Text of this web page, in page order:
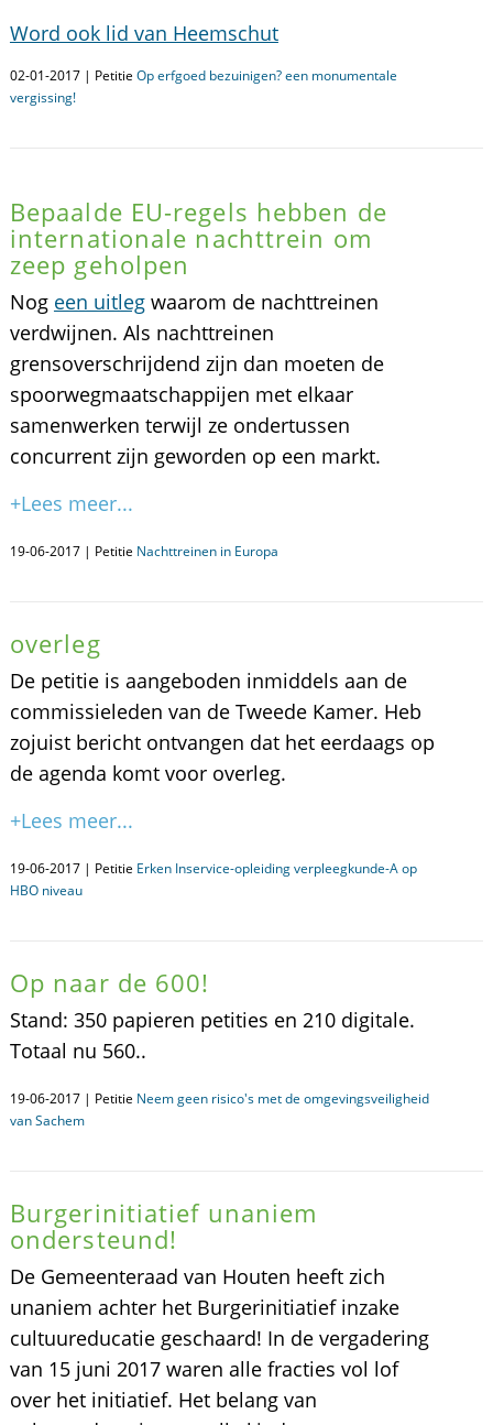
Word ook lid van Heemschut
02-01-2017 | Petitie Op erfgoed bezuinigen? een monumentale
vergissing!
Bepaalde EU-regels hebben de
internationale nachttrein om
zeep geholpen
Nog een uitlegwaarom de nachttreinen
verdwijnen. Als nachttreinen
grensoverschrijdend zijn dan moeten de
spoorwegmaatschappijen met elkaar
samenwerken terwijl ze ondertussen
concurrent zijn geworden op een markt.
+Lees meer...
19-06-2017 | Petitie Nachttreinen in Europa
overleg
De petitie is aangeboden inmiddels aan de
commissieleden van de Tweede Kamer. Heb
zojuist bericht ontvangen dat het eerdaags op
de agenda komt voor overleg.
+Lees meer...
19-06-2017 | Petitie Erken Inservice-opleiding verpleegkunde-A op
HBO niveau
Op naar de 600!
Stand: 350 papieren petities en 210 digitale.
Totaal nu 560..
19-06-2017 | Petitie Neem geen risico's met de omgevingsveiligheid
van Sachem
Burgerinitiatief unaniem
ondersteund!
De Gemeenteraad van Houten heeft zich
unaniem achter het Burgerinitiatief inzake
cultuureducatie geschaard! In de vergadering
van 15 juni 2017 waren alle fracties vol lof
over het initiatief. Het belang van